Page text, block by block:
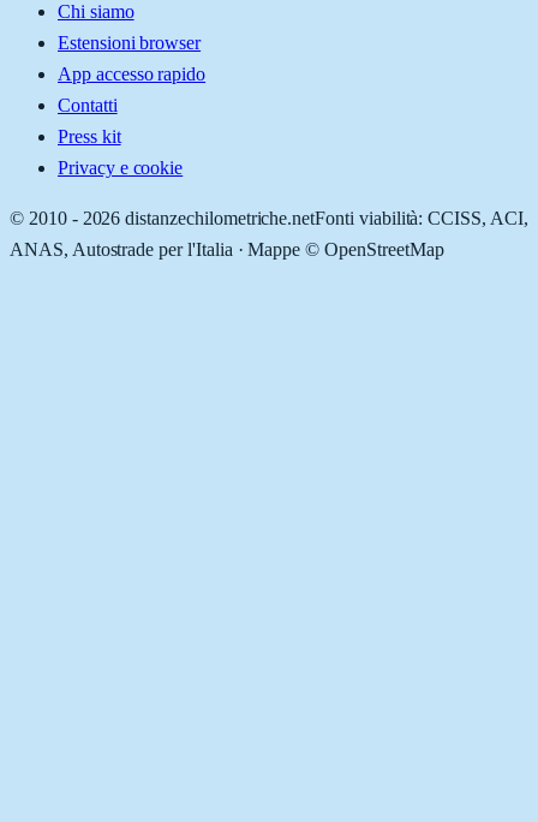
Chi siamo
Estensioni browser
App accesso rapido
Contatti
Press kit
Privacy e cookie
© 2010 - 2026 distanzechilometriche.netFonti viabilità: CCISS, ACI,
ANAS, Autostrade per l'Italia · Mappe © OpenStreetMap